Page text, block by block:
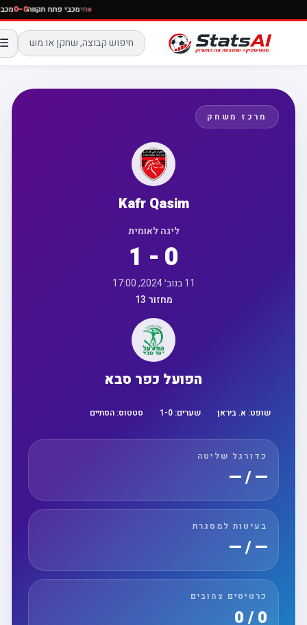
חימכבי פתח תקווה0–0
☰
מרכז משחק
Kafr Qasim
ליגה לאומית
1 - 0
11 בנוב׳ 2024, 17:00
מחזור 13
הפועל כפר סבא
שופט:א. ביראן שערים: 1 -0 סטטוס:הסתיים
כדורגל שליטה
— / —
בעיטות למסגרת
— / —
כרטיסים צהובים